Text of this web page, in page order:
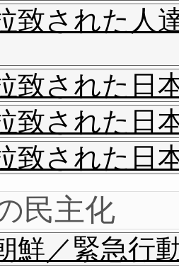
致された人
致された日
致された日
致された日
民主化
鮮／緊急行